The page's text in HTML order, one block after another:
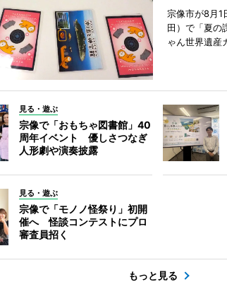
宗像市が8月1
田）で「夏の
ゃん世界遺産
見る・遊ぶ
宗像で「おもちゃ図書館」40
周年イベント 優しさつなぎ
人形劇や演奏披露
見る・遊ぶ
宗像で「モノノ怪祭り」初開
催へ 怪談コンテストにプロ
審査員招く
もっと見る